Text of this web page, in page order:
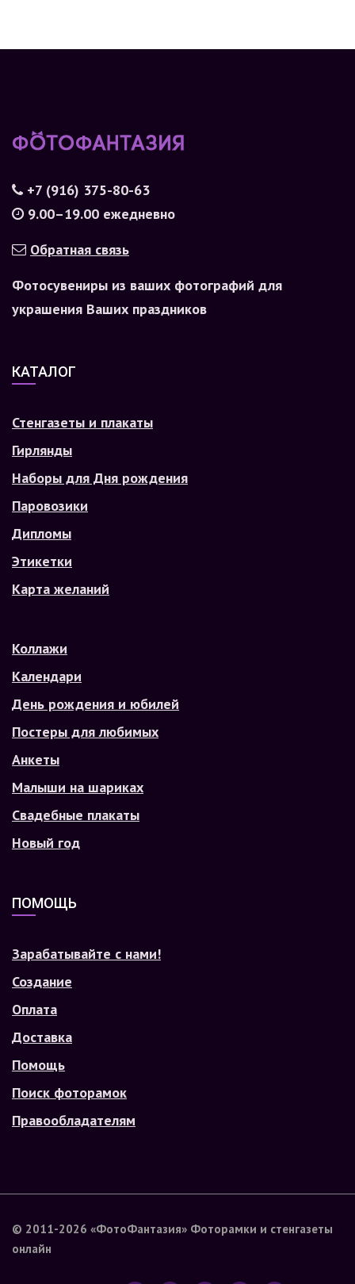
+7 (916) 375-80-63
9.00–19.00 ежедневно
Обратная связь
Фотосувениры из ваших фотографий для
украшения Ваших праздников
КАТАЛОГ
Стенгазеты и плакаты
Гирлянды
Наборы для Дня рождения
Паровозики
Дипломы
Этикетки
Карта желаний
Коллажи
Календари
День рождения и юбилей
Постеры для любимых
Анкеты
Малыши на шариках
Свадебные плакаты
Новый год
ПОМОЩЬ
Зарабатывайте с нами!
Создание
Оплата
Доставка
Помощь
Поиск фоторамок
Правообладателям
© 2011-2026 «ФотоФантазия» Фоторамки и стенгазеты
онлайн